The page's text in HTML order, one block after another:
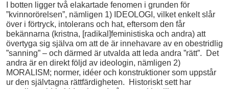
I botten ligger två elakartade fenomen i grunden för
”kvinnorörelsen”, nämligen 1) IDEOLOGI, vilket enkelt slår
över i förtryck, intolerans och hat, eftersom den får
bekännarna (kristna, [radikal]feministiska och andra) att
övertyga sig själva om att de är innehavare av en obestridlig
”sanning” – och därmed är utvalda att leda andra ”rätt”. Det
andra är en direkt följd av ideologin, nämligen 2)
MORALISM; normer, idéer och konstruktioner som uppstår
ur den självtagna rättfärdigheten. Historiskt sett har